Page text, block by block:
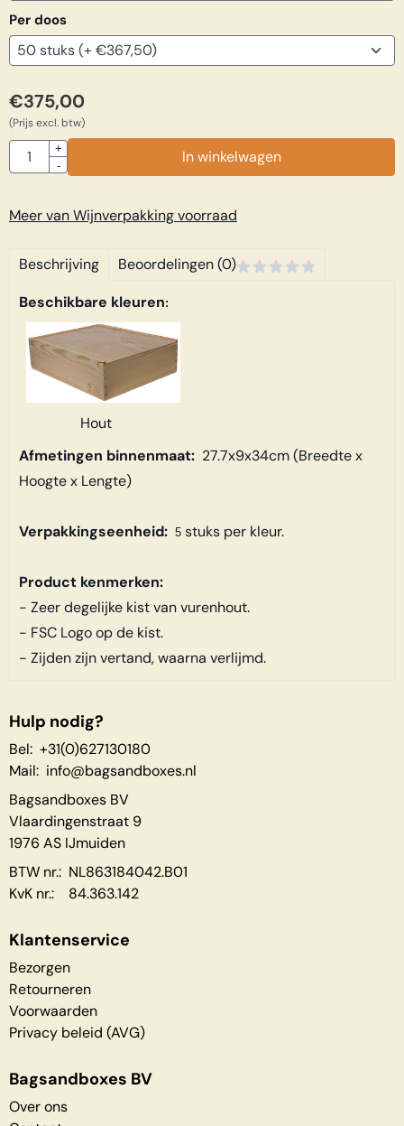
Per doos
€375,00
(Prijs excl. btw)
Aantal
+
-
In winkelwagen
Meer van Wijnverpakking voorraad
Beschrijving
Beoordelingen (0)
Beschikbare kleuren:
Hout
Afmetingen binnenmaat: 27.7x9x34cm (Breedte x
Hoogte x Lengte)
Verpakkingseenheid: 5 stuks per kleur.
Product kenmerken:
- Zeer degelijke kist van vurenhout.
- FSC Logo op de kist.
- Zijden zijn vertand, waarna verlijmd.
Hulp nodig?
Bel: +31(0)627130180
Mail: info@bagsandboxes.nl
Bagsandboxes BV
Vlaardingenstraat 9
1976 AS IJmuiden
BTW nr.: NL863184042.B01
KvK nr.: 84.363.142
Klantenservice
Bezorgen
Retourneren
Voorwaarden
Privacy beleid (AVG)
Bagsandboxes BV
Over ons